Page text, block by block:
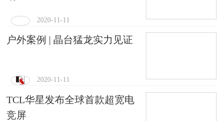
2020-11-11
户外案例 | 晶台猛龙实力见证
2020-11-11
TCL华星发布全球首款超宽电
竞屏